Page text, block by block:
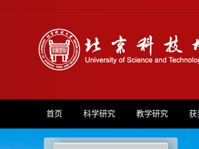
首页 科学研究 教学研究 获